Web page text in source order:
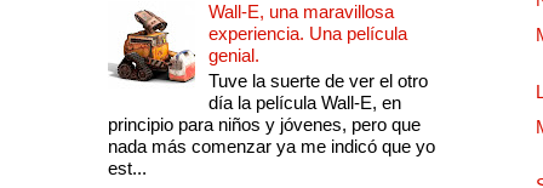
Wall-E, una maravillosa
experiencia. Una película
genial.
Tuve la suerte de ver el otro
día la película Wall-E, en
principio para niños y jóvenes, pero que
nada más comenzar ya me indicó que yo
est...